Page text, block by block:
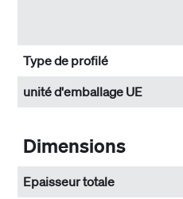
Type de profilé
unité d'emballage UE
Dimensions
Epaisseur totale